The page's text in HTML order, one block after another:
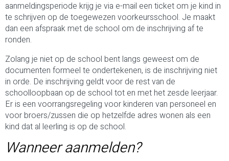
aanmeldingsperiode krijg je via e-mail een ticket om je kind in
te schrijven op de toegewezen voorkeursschool. Je maakt
dan een afspraak met de school om de inschrijving af te
ronden.
Zolang je niet op de school bent langs geweest om de
documenten formeel te ondertekenen, is de inschrijving niet
in orde. De inschrijving geldt voor de rest van de
schoolloopbaan op de school tot en met het zesde leerjaar.
Er is een voorrangsregeling voor kinderen van personeel en
voor broers/zussen die op hetzelfde adres wonen als een
kind dat al leerling is op de school.
Wanneer aanmelden?